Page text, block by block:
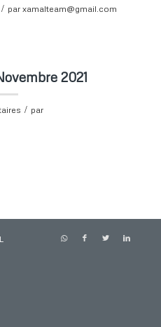
/ par xamalteam@gmail.com
2021
/ par